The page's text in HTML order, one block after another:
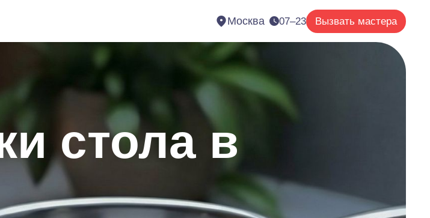
Москва 07–23 Вызвать мастера
стола в